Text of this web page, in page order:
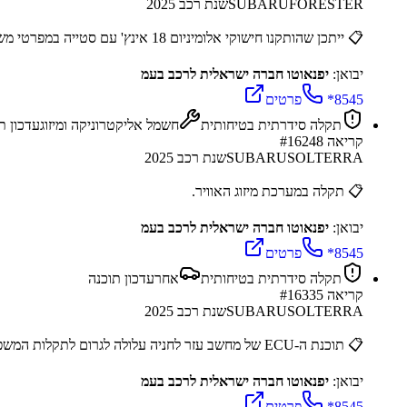
SUBARU FORESTER שנת רכב 2025
📋 ייתכן שהותקנו חישוקי אלומיניום 18 אינץ' עם סטייה במפרטי משטח ההידוק של אום הגלגל. חריגה זו עלולה לגרום לכשל בהידוק האומ
יבואן: יפנאוטו חברה ישראלית לרכב בעמ
*8545
פרטים
תקלה סידרתית בטיחותית
חשמל אליקטרוניקה ומיזוגעדכון
קריאה # 16248
SUBARUSOLTERRA שנת רכב 2025
📋 תקלה במערכת מיזוג האוויר.
יבואן: יפנאוטו חברה ישראלית לרכב בעמ
*8545
פרטים
תקלה סידרתית בטיחותית
אחרעדכון תוכנה
קריאה # 16335
SUBARUSOLTERRA שנת רכב 2025
📋 תוכנת ה-ECU של מחשב עזר לחניה עלולה לגרום לתקלות המשפיעות על תמונת המצלמה האחורית כגון הקפאה לזמן קצר בעת נסיעה לאחור או
יבואן: יפנאוטו חברה ישראלית לרכב בעמ